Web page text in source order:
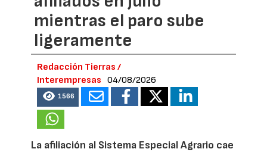
mientras el paro sube
ligeramente
Redacción Tierras /
Interempresas
04/08/2026
1566
La afiliación al Sistema Especial Agrario cae